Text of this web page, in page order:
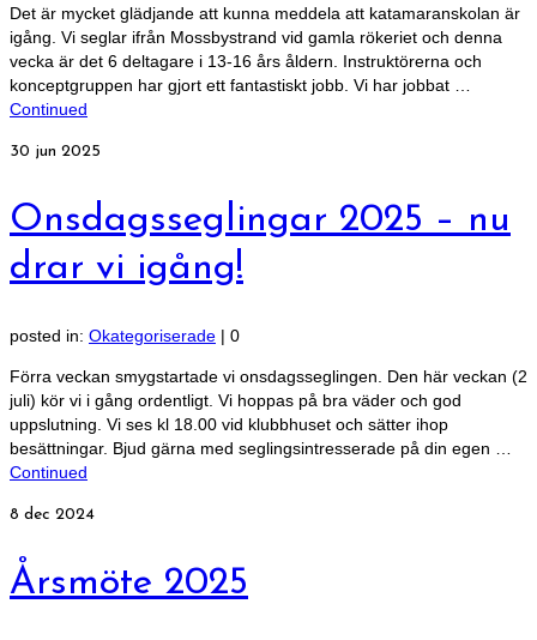
Det är mycket glädjande att kunna meddela att katamaranskolan är
igång. Vi seglar ifrån Mossbystrand vid gamla rökeriet och denna
vecka är det 6 deltagare i 13-16 års åldern. Instruktörerna och
konceptgruppen har gjort ett fantastiskt jobb. Vi har jobbat …
Continued
30 jun 2025
Onsdagsseglingar 2025 – nu
drar vi igång!
posted in: Okategoriserade | 0
Förra veckan smygstartade vi onsdagsseglingen. Den här veckan (2
juli) kör vi i gång ordentligt. Vi hoppas på bra väder och god
uppslutning. Vi ses kl 18.00 vid klubbhuset och sätter ihop
besättningar. Bjud gärna med seglingsintresserade på din egen …
Continued
8 dec 2024
Årsmöte 2025